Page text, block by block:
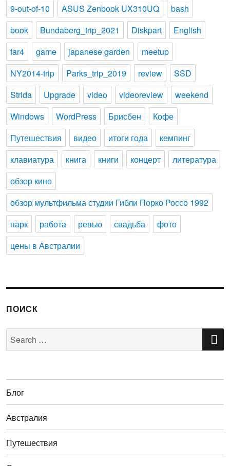
9-out-of-10
ASUS Zenbook UX310UQ
bash
book
Bundaberg_trip_2021 Diskpart
English
far4
game japanese garden
meetup
NY2014-trip
Parks_trip_2019 review
SSD
Strida
Upgrade video videoreview
weekend
Windows
WordPress Брисбен
Кофе
Путешествия
видео итоги года
кемпинг
клавиатура
книга книги концерт
литература
обзор кино
обзор мультфильма студии Гибли Порко Россо 1992
парк
работа ревью свадьба
фото
цены в Австралии
ПОИСК
Search
for:
Блог
Австралия
Путешествия